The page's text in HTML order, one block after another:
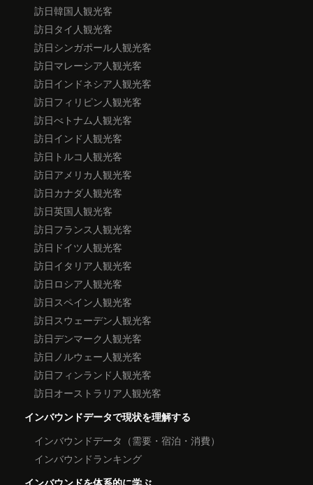
訪日韓国人観光客
訪日タイ人観光客
訪日シンガポール人観光客
訪日マレーシア人観光客
訪日インドネシア人観光客
訪日フィリピン人観光客
訪日べトナム人観光客
訪日インド人観光客
訪日トルコ人観光客
訪日アメリカ人観光客
訪日カナダ人観光客
訪日英国人観光客
訪日フランス人観光客
訪日ドイツ人観光客
訪日イタリア人観光客
訪日ロシア人観光客
訪日スペイン人観光客
訪日スウェーデン人観光客
訪日デンマーク人観光客
訪日ノルウェー人観光客
訪日フィンランド人観光客
訪日オーストラリア人観光客
インバウンドデータで現状を理解する
インバウンドデータ（需要・宿泊・消費）
インバウンドランキング